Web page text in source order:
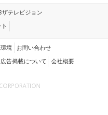
ザテレビジョン
境 お問い合わせ
広告掲載について 会社概要